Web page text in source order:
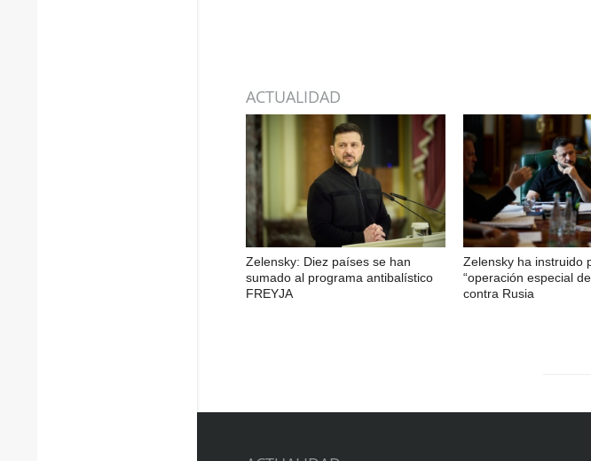
ACTUALIDAD
Zelensky: Diez países se han
sumado al programa antibalístico
FREYJA
Zelensky ha instruido
“operación especial
contra Rusia